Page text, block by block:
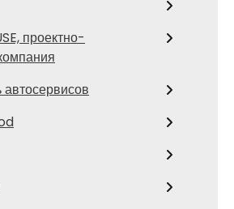
проектно-
автосервисов